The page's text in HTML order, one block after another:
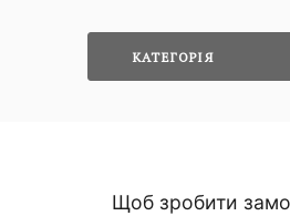
КАТЕГОРІЯ
Щоб зробити